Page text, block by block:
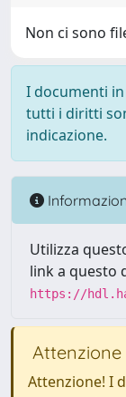
Non ci sono
I documenti
tutti i diritti
indicazione.
Utilizza
link a questo
https://
Attenzione
Attenzione! I